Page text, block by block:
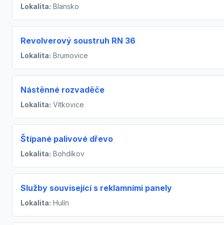
Lokalita: Blansko
Revolverový soustruh RN 36
Lokalita: Brumovice
Nástěnné rozvaděče
Lokalita: Vítkovice
Štípané palivové dřevo
Lokalita: Bohdíkov
Služby související s reklamními panely
Lokalita: Hulín